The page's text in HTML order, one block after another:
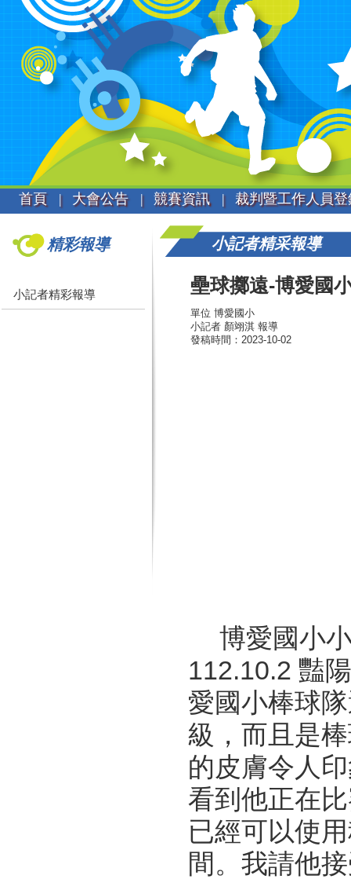
首頁 | 大會公告 | 競賽資訊 | 裁判暨工作人員
精彩報導
小記者精彩報導
小記者精采報導
壘球擲遠-博愛國
單位 博愛國小
小記者 顏翊淇 報導
發稿時間：2023-10-02
博愛國小
112.10.2 豔
愛國小棒球
級，而且是
的皮膚令人
看到他正在
已經可以使
間。我請他